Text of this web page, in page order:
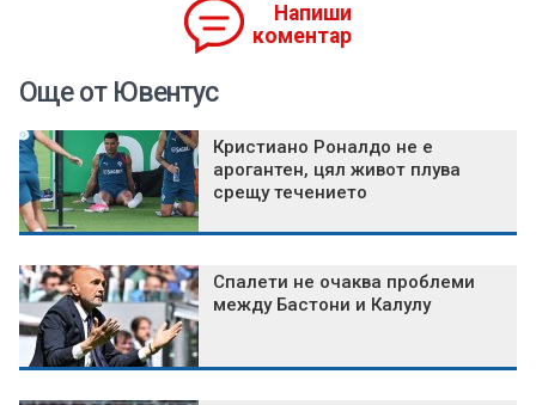
Напиши
коментар
Още от Ювентус
Кристиано Роналдо не е
арогантен, цял живот плува
срещу течението
Спалети не очаква проблеми
между Бастони и Калулу